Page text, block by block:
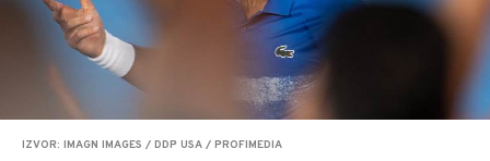
IZVOR: IMAGN IMAGES / DDP USA / PROFIMEDIA